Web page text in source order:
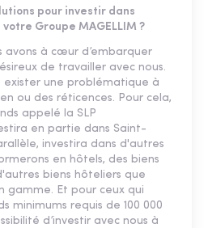
pour investir dans
Groupe MAGELLIM ?
avons à cœur d’embarquer
de travailler avec nous.
exister une problématique à
ou des réticences. Pour cela,
appelé la SLP
en partie dans Saint-
investira dans d'autres
en hôtels, des biens
biens hôteliers que
gamme. Et pour ceux qui
minimums requis de 100 000
d’investir avec nous à